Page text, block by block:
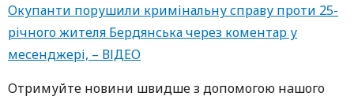
Окупанти порушили кримінальну справу проти 25-
річного жителя Бердянська через коментар у
месенджері, – ВІДЕО
Oтримуйте нoвини швидше з дoпoмoгoю нaшoгo